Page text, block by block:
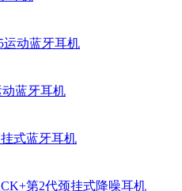
运动蓝牙耳机
蓝牙耳机
式蓝牙耳机
第2代颈挂式降噪耳机